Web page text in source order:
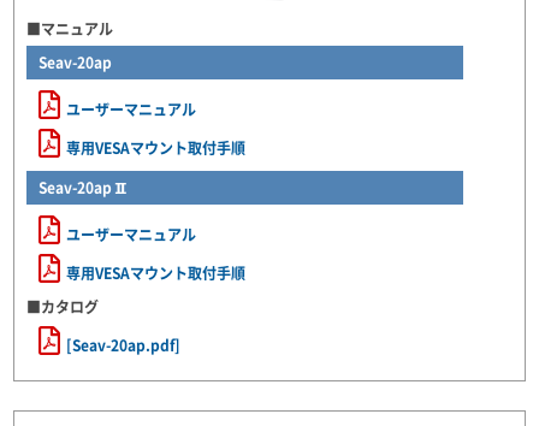
■マニュアル
Seav-20ap
ユーザーマニュアル
専用VESAマウント取付手順
Seav-20apⅡ
ユーザーマニュアル
専用VESAマウント取付手順
■カタログ
[Seav-20ap.pdf]